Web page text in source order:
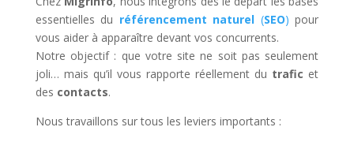
essentielles du référencement naturel (SEO) pour
vous aider à apparaître devant vos concurrents.
Notre objectif : que votre site ne soit pas seulement
joli… mais qu’il vous rapporte réellement du trafic et
des contacts.
Nous travaillons sur tous les leviers importants :